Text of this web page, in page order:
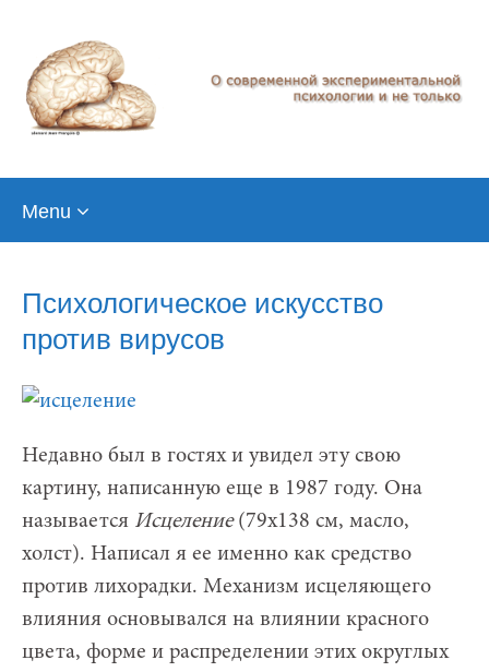
Menu
Психологическое искусство
против вирусов
Недавно был в гостях и увидел эту свою
картину, написанную еще в 1987 году. Она
называется Исцеление(79х138 см, масло,
холст). Написал я ее именно как средство
против лихорадки. Механизм исцеляющего
влияния основывался на влиянии красного
цвета, форме и распределении этих округлых